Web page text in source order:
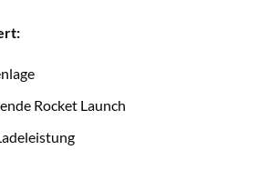
Rocket Launch